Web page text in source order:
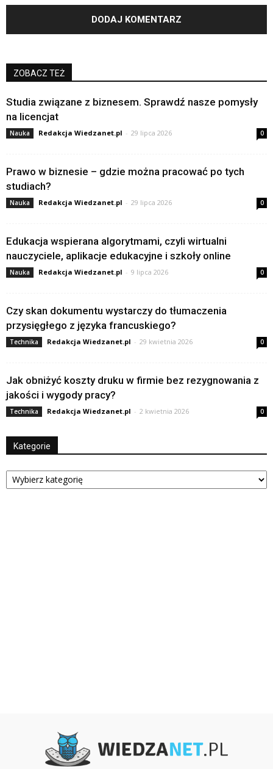
ZOBACZ TEŻ
Studia związane z biznesem. Sprawdź nasze pomysły
na licencjat
Nauka Redakcja Wiedzanet.pl - 29 lipca 2026 0
Prawo w biznesie – gdzie można pracować po tych
studiach?
Nauka Redakcja Wiedzanet.pl - 29 lipca 2026 0
Edukacja wspierana algorytmami, czyli wirtualni
nauczyciele, aplikacje edukacyjne i szkoły online
Nauka Redakcja Wiedzanet.pl - 9 lipca 2026 0
Czy skan dokumentu wystarczy do tłumaczenia
przysięgłego z języka francuskiego?
Technika Redakcja Wiedzanet.pl - 29 kwietnia 2026 0
Jak obniżyć koszty druku w firmie bez rezygnowania z
jakości i wygody pracy?
Technika Redakcja Wiedzanet.pl - 2 kwietnia 2026 0
Kategorie
Kategorie